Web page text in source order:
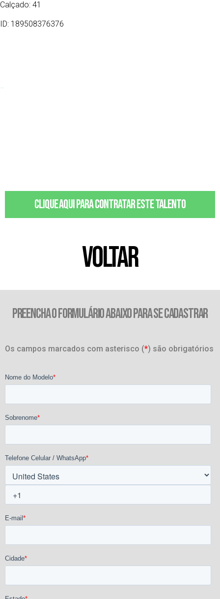
Calçado: 41
ID: 189508376376
Clique aqui para contratar este talento
VOLTAR
PREENCHA O FORMULÁRIO ABAIXO PARA SE CADASTRAR
Os campos marcados com asterisco (*) são obrigatórios